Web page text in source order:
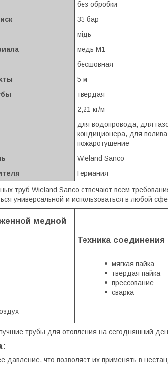
без обробки
33 бар
мідь
медь М1
бесшовная
5 м
твёрдая
2,21 кг/м
для водопровода, для
кондиционера, для
пожаротушение
Wieland Sanco
Германия
труб Wieland Sanco отвечают всем
универсальной и использоваться в любой
медной
Техника
мягкая пайка
твердая пайка
прессование
сварка
трубы для отопления на сегодняшний
давление, что позволяет их применять в